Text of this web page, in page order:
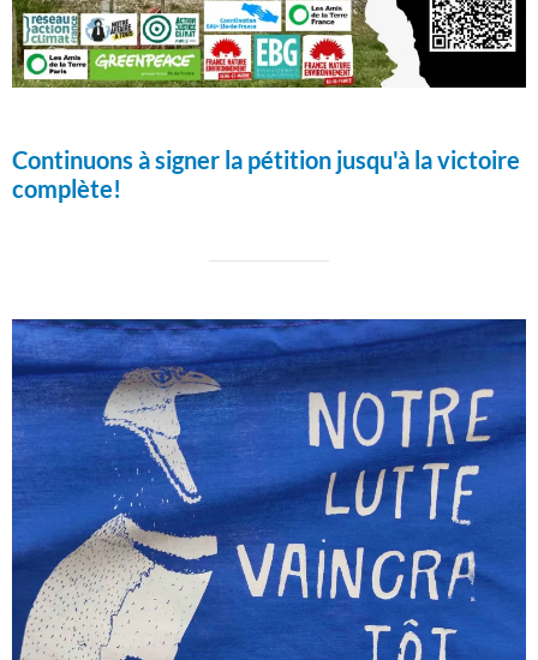
Continuons à signer la pétition jusqu'à la victoire
complète!